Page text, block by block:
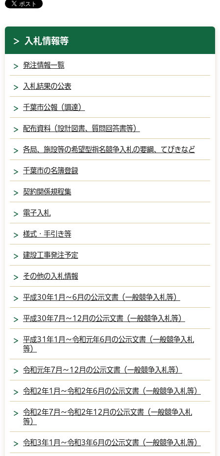
入札情報等
発注情報一覧
入札結果の公表
千葉市公報（調達）
配布資料（設計図書、質問回答書等）
各局、施設等の希望型指名競争入札の要綱、てびきなど
千葉市の名簿登録
契約関係規程集
電子入札
様式・手引き等
建設工事発注予定
その他の入札情報
平成30年1月～6月の公示文書（一般競争入札等）
平成30年7月～12月の公示文書（一般競争入札等）
平成31年1月～令和元年6月の公示文書（一般競争入札
等）
令和元年7月～12月の公示文書（一般競争入札等）
令和2年1月～令和2年6月の公示文書（一般競争入札等）
令和2年7月～令和2年12月の公示文書（一般競争入札
等）
令和3年1月～令和3年6月の公示文書（一般競争入札等）